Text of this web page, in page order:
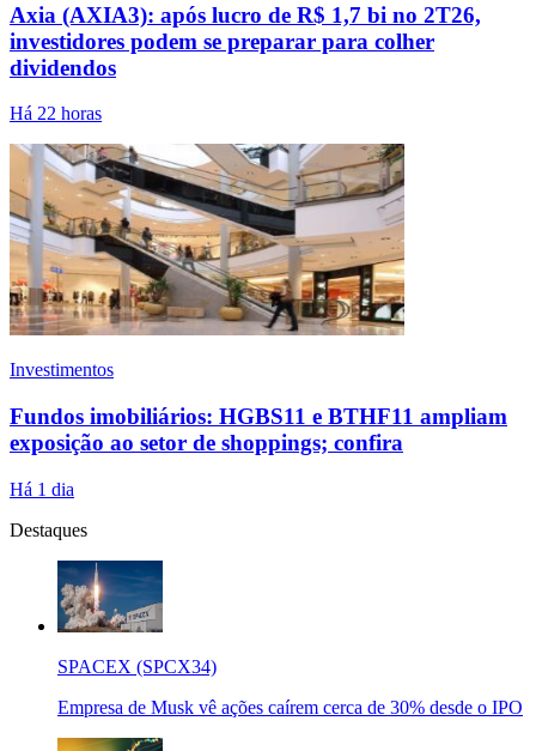
Axia (AXIA3): após lucro de R$ 1,7 bi no 2T26,
investidores podem se preparar para colher
dividendos
Há 22 horas
Investimentos
Fundos imobiliários: HGBS11 e BTHF11 ampliam
exposição ao setor de shoppings; confira
Há 1 dia
Destaques
SPACEX (SPCX34)
Empresa de Musk vê ações caírem cerca de 30% desde o IPO